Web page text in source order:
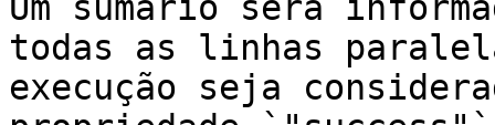
todas as linhas
execução seja